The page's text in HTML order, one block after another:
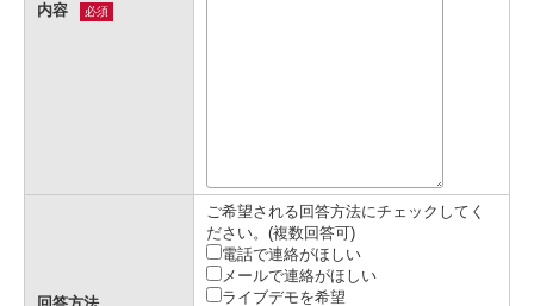
内容 必須
ご希望される回答方法にチェックしてく
ださい。(複数回答可)
電話で連絡がほしい
メールで連絡がほしい
ライブデモを希望